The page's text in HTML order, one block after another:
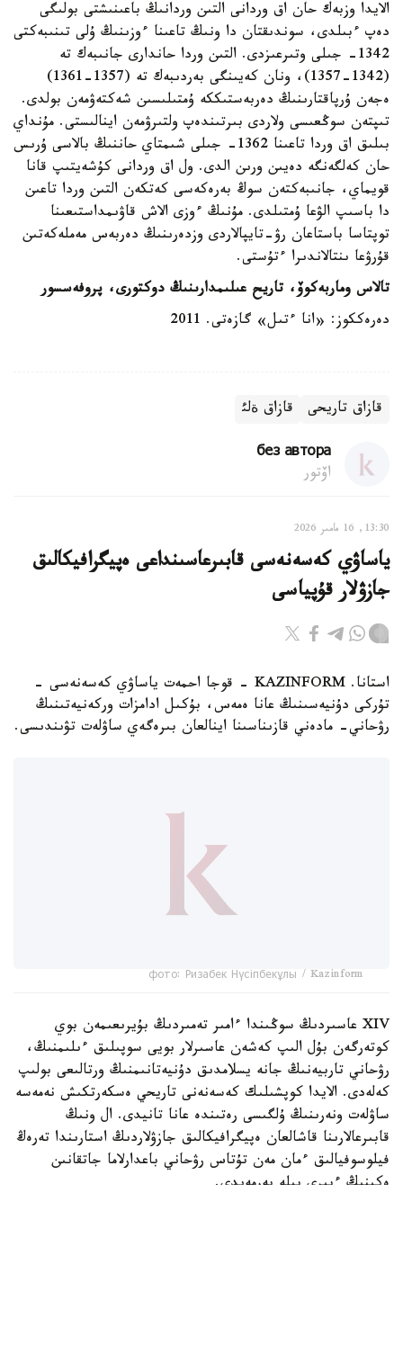
الايدا وزبەك حان اق وردانى التىن وردانىڭ باعىنىشتى بولىگى
دەپ ءبىلدى، سوندىقتان دا ونىڭ تاعىنا ءوزىنىڭ ۇلى تىنىبەكتى
1342- جىلى وتىرعىزدى. التىن وردا حاندارى جانىبەك تە
(1342-1357)، ونان كەيىنگى بەردىبەك تە (1357-1361)
ەجەن ۇرپاقتارىنىڭ دەربەستىككە ۇمتىلىسىن شەكتەۋمەن بولدى.
تىپتەن سوڭعىسى ولاردى بىرتىندەپ ولتىرۋمەن اينالىستى. مۇنداي
بىلىق اق وردا تاعىنا 1362- جىلى شىمتاي حاننىڭ بالاسى ۇرىس
حان كەلگەنگە دەيىن ورىن الدى. ول اق وردانى كۇشەيتىپ قانا
قويماي، جانىبەكتەن سوڭ بەرەكەسى كەتكەن التىن وردا تاعىن
دا باسىپ الۋعا ۇمتىلدى. مۇنىڭ ءوزى الاش قاۋىمداستىعىنا
توپتاسا باستاعان رۋ-تايپالاردى وزدەرىنىڭ دەربەس مەملەكەتىن
قۇرۋعا ىنتالاندىرا ءتۇستى.
تالاس وماربەكوۆ، تاريح عىلىمدارىنىڭ دوكتورى، پروفەسسور
دەرەككوز: «انا ءتىل» گازەتى. 2011
قازاق تاريحى قازاق ةلئ
без автора
اۆتور
13:30, 16 مامىر 2026
ياساۋي كەسەنەسى قابىرعاسىنداعى ەپيگرافيكالىق
جازۋلار قۇپياسى
استانا. KAZINFORM - قوجا احمەت ياساۋي كەسەنەسى -
تۇركى دۇنيەسىنىڭ عانا ەمەس، بۇكىل ادامزات وركەنيەتىنىڭ
رۋحاني- مادەني قازىناسىنا اينالعان بىرەگەي ساۋلەت تۋىندىسى.
фото: Ризабек Нүсіпбекұлы / Kazinform
XIV عاسىردىڭ سوڭىندا ءامىر تەمىردىڭ بۇيرىعىمەن بوي
كوتەرگەن بۇل الىپ كەشەن عاسىرلار بويى سوپىلىق ءىلىمنىڭ،
رۋحاني تاربيەنىڭ جانە يسلامدىق دۇنيەتانىمنىڭ ورتالىعى بولىپ
كەلەدى. الايدا كوپشىلىك كەسەنەنى تاريحي ەسكەرتكىش نەمەسە
ساۋلەت ونەرىنىڭ ۇلگىسى رەتىندە عانا تانيدى. ال ونىڭ